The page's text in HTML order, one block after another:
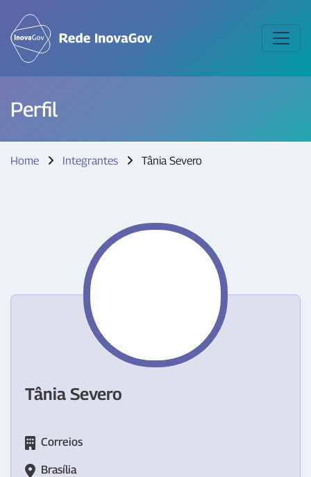
Perfil
Home Integrantes Tânia Severo
Tânia Severo
Correios
Brasília